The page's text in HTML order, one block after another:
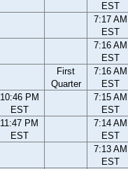
EST
7:17 AM
EST
7:16 AM
EST
First
Quarter
7:16 AM
EST
10:46 PM
EST
7:15 AM
EST
11:47 PM
EST
7:14 AM
EST
7:13 AM
EST